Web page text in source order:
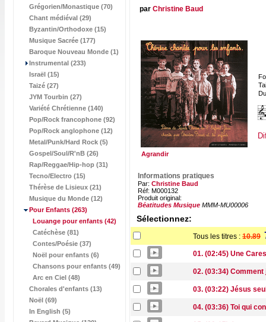
Grégorien/Monastique (70)
Chant médiéval (29)
Byzantin/Orthodoxe (15)
Musique Sacrée (177)
Baroque Nouveau Monde (1)
Instrumental (233)
Israël (15)
Taizé (27)
JYM Tourbin (27)
Variété Chrétienne (140)
Pop/Rock francophone (92)
Pop/Rock anglophone (12)
Metal/Punk/Hard Rock (5)
Gospel/Soul/R'nB (26)
Rap/Reggae/Hip-hop (31)
Tecno/Electro (15)
Thérèse de Lisieux (21)
Musique du Monde (12)
Pour Enfants (263)
Louange pour enfants (42)
Catéchèse (81)
Contes/Poésie (37)
Noël pour enfants (6)
Chansons pour enfants (49)
Arc en Ciel (48)
Chorales d'enfants (13)
Noël (69)
In English (5)
par Christine Baud
Agrandir
Informations pratiques
Par: Christine Baud
Réf: M000132
Produit original:
Béatitudes Musique MMM-MU00006
Sélectionnez:
Tous les titres : 10.89
01. (02:45) Une
02. (03:34)
03. (03:22) Jésus
04. (03:36) Toi qui